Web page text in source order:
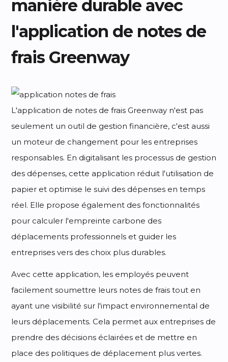
manière durable avec
l'application de notes de
frais Greenway
L'application de notes de frais Greenway n'est pas
seulement un outil de gestion financière, c'est aussi
un moteur de changement pour les entreprises
responsables. En digitalisant les processus de gestion
des dépenses, cette application réduit l'utilisation de
papier et optimise le suivi des dépenses en temps
réel. Elle propose également des fonctionnalités
pour calculer l'empreinte carbone des
déplacements professionnels et guider les
entreprises vers des choix plus durables.
Avec cette application, les employés peuvent
facilement soumettre leurs notes de frais tout en
ayant une visibilité sur l'impact environnemental de
leurs déplacements. Cela permet aux entreprises de
prendre des décisions éclairées et de mettre en
place des politiques de déplacement plus vertes.